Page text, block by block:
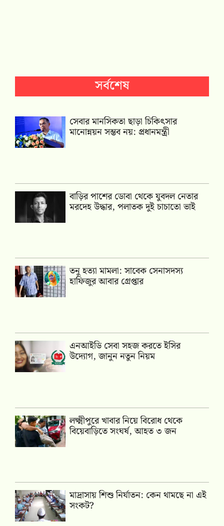
সর্বশেষ
সেবার মানসিকতা ছাড়া চিকিৎসার
মানোন্নয়ন সম্ভব নয়: প্রধানমন্ত্রী
বাড়ির পাশের ডোবা থেকে যুবদল নেতার
মরদেহ উদ্ধার, পলাতক দুই চাচাতো ভাই
তনু হত্যা মামলা: সাবেক সেনাসদস্য
হাফিজুর আবার গ্রেপ্তার
এনআইডি সেবা সহজ করতে ইসির
উদ্যোগ, জানুন নতুন নিয়ম
লক্ষ্মীপুরে খাবার নিয়ে বিরোধ থেকে
বিয়েবাড়িতে সংঘর্ষ, আহত ৩ জন
মাদ্রাসায় শিশু নির্যাতন: কেন থামছে না এই
সংকট?